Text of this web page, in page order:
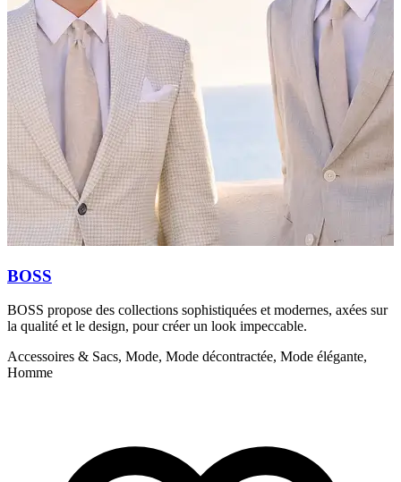
BOSS
BOSS propose des collections sophistiquées et modernes, axées sur
la qualité et le design, pour créer un look impeccable.
Accessoires & Sacs, Mode, Mode décontractée, Mode élégante,
Homme